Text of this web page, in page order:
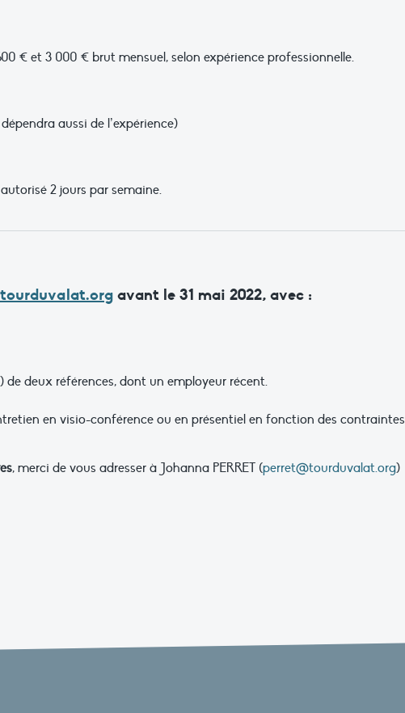
€ et 3 000 € brut mensuel, selon expérience professionnelle.
aussi de l’expérience)
2 jours par semaine.
avant le 31 mai 2022, avec :
deux références, dont un employeur récent.
en visio-conférence ou en présentiel en fonction des contraintes
, merci de vous adresser à Johanna PERRET (perret@tourduvalat.org)